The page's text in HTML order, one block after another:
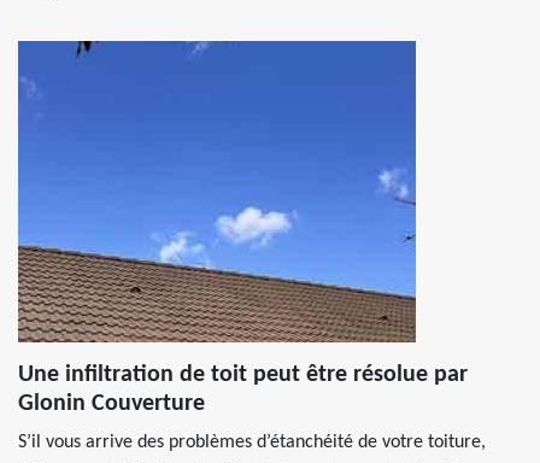
Une infiltration de toit peut être résolue par
Glonin Couverture
S’il vous arrive des problèmes d’étanchéité de votre toiture,